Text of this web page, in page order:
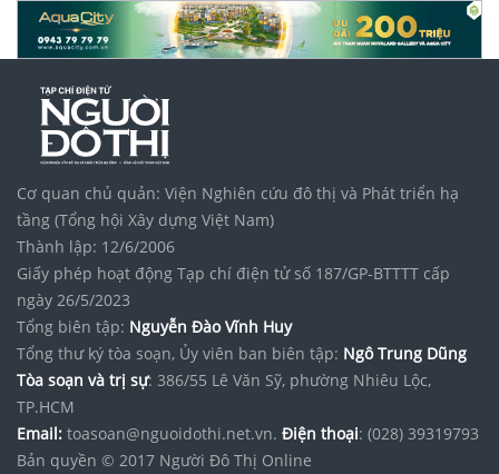
Cơ quan chủ quản: Viện Nghiên cứu đô thị và Phát triển hạ
tầng (Tổng hội Xây dựng Việt Nam)
Thành lập: 12/6/2006
Giấy phép hoạt động Tạp chí điện tử số 187/GP-BTTTT cấp
ngày 26/5/2023
Tổng biên tập: Nguyễn Đào Vĩnh Huy
Tổng thư ký tòa soạn, Ủy viên ban biên tập: Ngô Trung Dũng
Tòa soạn và trị sự: 386/55 Lê Văn Sỹ, phường Nhiêu Lộc,
TP.HCM
Email: toasoan@nguoidothi.net.vn. Điện thoại: (028) 39319793
Bản quyền © 2017 Người Đô Thị Online